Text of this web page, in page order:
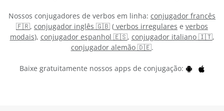
Nossos conjugadores de verbos em linha: conjugador francês
🇫🇷, conjugador inglês 🇬🇧 ( verbos irregulares e verbos
modais), conjugador espanhol 🇪🇸, conjugador italiano 🇮🇹,
conjugador alemão 🇩🇪.
Baixe gratuitamente nossos apps de conjugação: